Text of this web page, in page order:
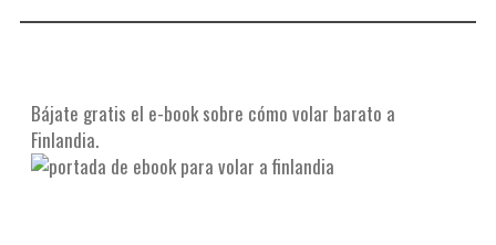
Bájate gratis el e-book sobre cómo volar barato a
Finlandia.